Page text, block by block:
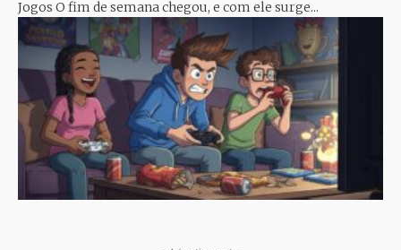
Jogos O fim de semana chegou, e com ele surge...